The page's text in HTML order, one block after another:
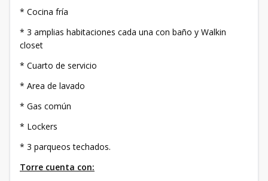
* Cocina fría
* 3 amplias habitaciones cada una con baño y Walkin
closet
* Cuarto de servicio
* Area de lavado
* Gas común
* Lockers
* 3 parqueos techados.
Torre cuenta con: